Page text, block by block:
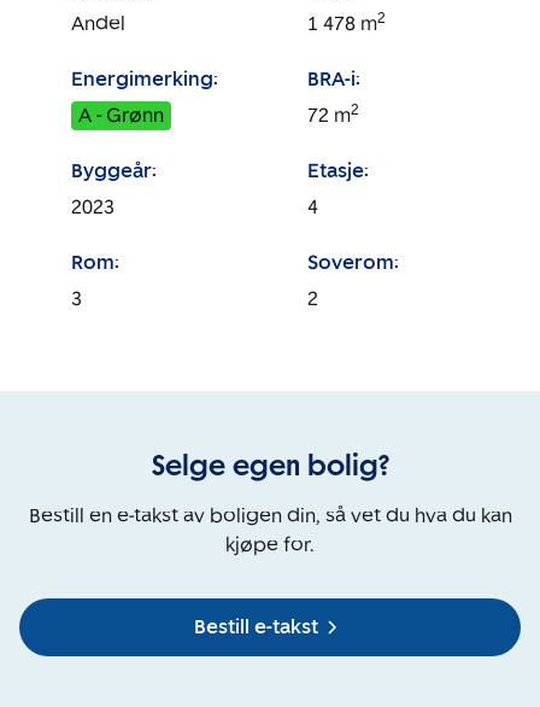
Andel
1 478 m2
Energimerking:
A - Grønn
BRA-i:
72 m2
Byggeår:
2023
Etasje:
4
Rom:
3
Soverom:
2
Selge egen bolig?
Bestill en e-takst av boligen din, så vet du hva du kan
kjøpe for.
Bestill e-takst